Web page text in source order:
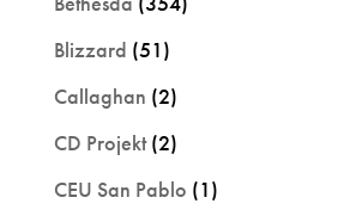
Blizzard (51)
Callaghan (2)
CD Projekt(2)
CEU San Pablo (1)